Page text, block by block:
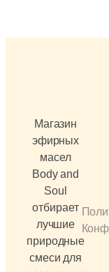
Магазин
эфирных
масел
Body and
Soul
отбирает
лучшие
природные
смеси для